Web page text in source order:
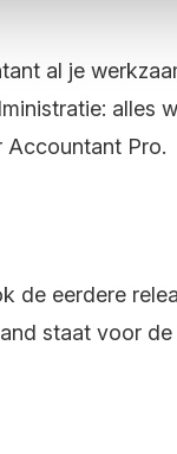
al je
alles
Accountant Pro.
de eerdere
staat voor